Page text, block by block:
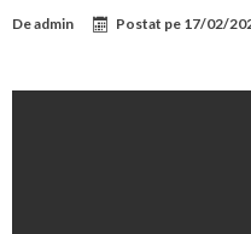
Deadmin Postat pe 17/02/